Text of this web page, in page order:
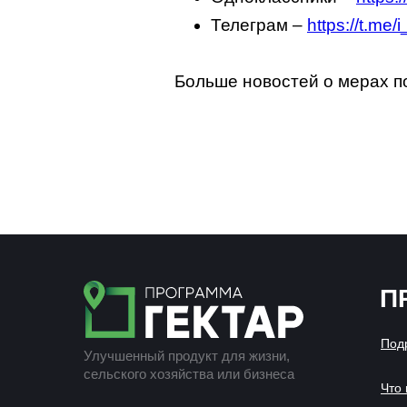
Телеграм – https://t.me/
Больше новостей о мерах
Корпорация развития
Улучшенный продукт для жизни,
сельского хозяйства или бизнеса
Что